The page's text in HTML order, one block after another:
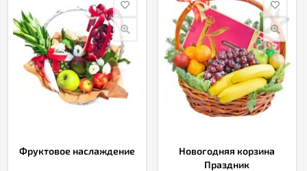
Фруктовое наслаждение
Новогодняя корзина
Праздник